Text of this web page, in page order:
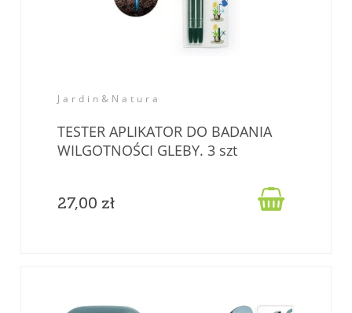
Jardin&Natura
TESTER APLIKATOR DO BADANIA
WILGOTNOŚCI GLEBY. 3 szt
27,00 zł 